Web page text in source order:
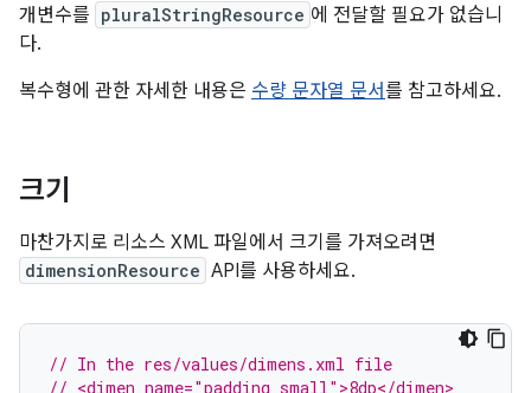
개변수를 pluralStringResource 에 전달할 필요가 없습니
다.
복수형에 관한 자세한 내용은 수량 문자열 문서를 참고하세요.
크기
마찬가지로 리소스 XML 파일에서 크기를 가져오려면
dimensionResource API를 사용하세요.
// In the res/values/dimens.xml file
// <dimen name="padding_small">8dp</dimen>